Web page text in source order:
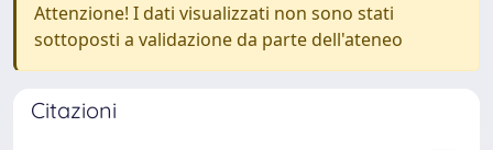
Attenzione! I dati visualizzati non sono stati
sottoposti a validazione da parte dell'ateneo
Citazioni